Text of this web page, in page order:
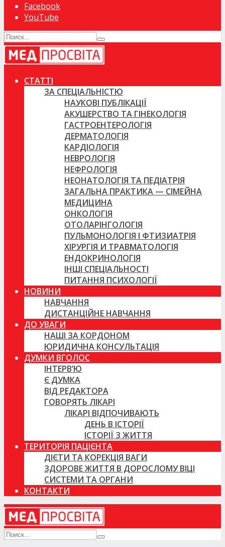
Facebook
YouTube
СТАТТІ
ЗА СПЕЦІАЛЬНІСТЮ
НАУКОВІ ПУБЛІКАЦІЇ
АКУШЕРСТВО ТА ГІНЕКОЛОГІЯ
ГАСТРОЕНТЕРОЛОГІЯ
ДЕРМАТОЛОГІЯ
КАРДІОЛОГІЯ
НЕВРОЛОГІЯ
НЕФРОЛОГІЯ
НЕОНАТОЛОГІЯ ТА ПЕДІАТРІЯ
ЗАГАЛЬНА ПРАКТИКА — СІМЕЙНА
МЕДИЦИНА
ОНКОЛОГІЯ
ОТОЛАРІНГОЛОГІЯ
ПУЛЬМОНОЛОГІЯ І ФТИЗИАТРІЯ
ХІРУРГІЯ И ТРАВМАТОЛОГІЯ
ЕНДОКРИНОЛОГІЯ
ІНШІ СПЕЦІАЛЬНОСТІ
ПИТАННЯ ПСИХОЛОГІЇ
НОВИНИ
НАВЧАННЯ
ДИСТАНЦІЙНЕ НАВЧАННЯ
ДО УВАГИ
НАШІ ЗА КОРДОНОМ
ЮРИДИЧНА КОНСУЛЬТАЦІЯ
ДУМКИ ВГОЛОС
ІНТЕРВ’Ю
Є ДУМКА
ВІД РЕДАКТОРА
ГОВОРЯТЬ ЛІКАРІ
ЛІКАРІ ВІДПОЧИВАЮТЬ
ДЕНЬ В ІСТОРІЇ
ІСТОРІЇ З ЖИТТЯ
ТЕРИТОРІЯ ПАЦІЄНТА
ДІЄТИ ТА КОРЕКЦІЯ ВАГИ
ЗДОРОВЕ ЖИТТЯ В ДОРОСЛОМУ ВІЦІ
СИСТЕМИ ТА ОРГАНИ
КОНТАКТИ